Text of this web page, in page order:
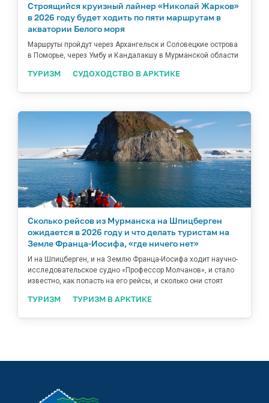
Строящийся круизный лайнер «Николай Жарков»
в 2026 году будет ходить по пяти маршрутам в
акватории Белого моря
Маршруты пройдут через Архангельск и Соловецкие острова
в Поморье, через Умбу и Кандалакшу в Мурманской области
ТУРИЗМ СУДОХОДСТВО В АРКТИКЕ
Сколько рейсов из Мурманска на Шпицберген
ожидается в 2026 году и что делать туристам на
Земле Франца-Иосифа, «где ничего нет»
И на Шпицберген, и на Землю Франца-Иосифа ходит научно-
исследовательское судно «Профессор Молчанов», и стало
известно, как попасть на его рейсы, и сколько они стоят
ТУРИЗМ ТУРИЗМ В АРКТИКЕ